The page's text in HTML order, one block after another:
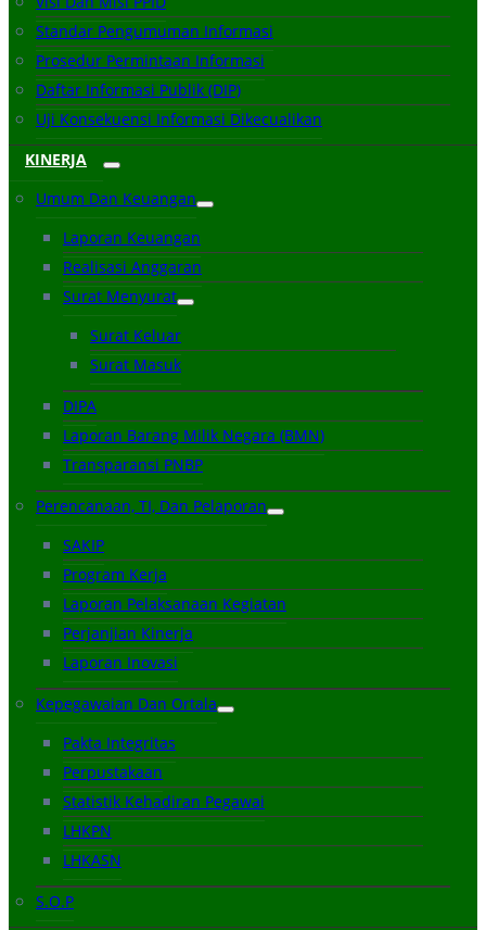
Standar Pengumuman Informasi
Prosedur Permintaan Informasi
Daftar Informasi Publik (DIP)
Uji Konsekuensi Informasi Dikecualikan
KINERJA
Umum Dan Keuangan
Laporan Keuangan
Realisasi Anggaran
Surat Menyurat
Surat Keluar
Surat Masuk
DIPA
Laporan Barang Milik Negara (BMN)
Transparansi PNBP
Perencanaan, TI, Dan Pelaporan
SAKIP
Program Kerja
Laporan Pelaksanaan Kegiatan
Perjanjian Kinerja
Laporan Inovasi
Kepegawaian Dan Ortala
Pakta Integritas
Perpustakaan
Statistik Kehadiran Pegawai
LHKPN
LHKASN
S.O.P